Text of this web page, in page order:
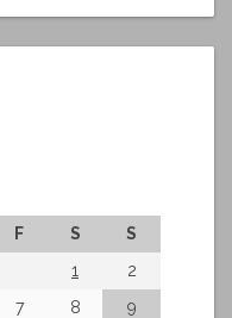
F S
S
1
2
7 8
9